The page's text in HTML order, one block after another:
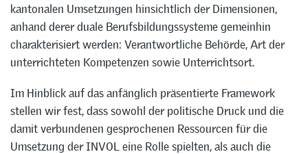
kantonalen Umsetzungen hinsichtlich der Dimensionen,
anhand derer duale Berufsbildungssysteme gemeinhin
charakterisiert werden: Verantwortliche Behörde, Art der
unterrichteten Kompetenzen sowie Unterrichtsort.
Im Hinblick auf das anfänglich präsentierte Framework
stellen wir fest, dass sowohl der politische Druck und die
damit verbundenen gesprochenen Ressourcen für die
Umsetzung der INVOL eine Rolle spielten, als auch die